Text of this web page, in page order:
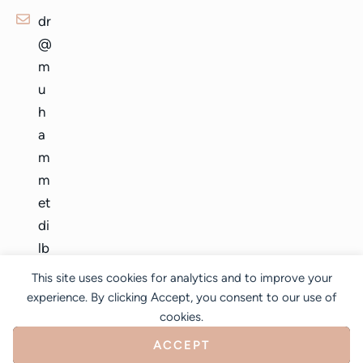
dr
@
m
u
h
a
m
m
et
di
lb
er
.c
This site uses cookies for analytics and to improve your
experience. By clicking Accept, you consent to our use of
cookies.
ACCEPT